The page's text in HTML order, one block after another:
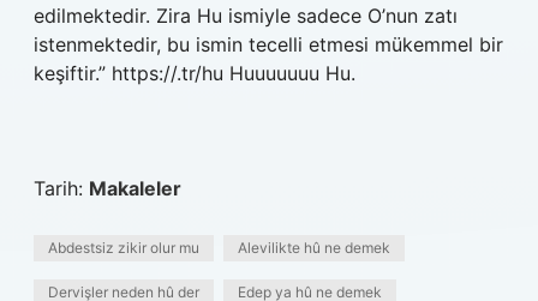
edilmektedir. Zira Hu ismiyle sadece O’nun zatı
istenmektedir, bu ismin tecelli etmesi mükemmel bir
keşiftir.” https://.tr/hu Huuuuuuu Hu.
Tarih: Makaleler
Abdestsiz zikir olur mu Alevilikte hû ne demek
Dervişler neden hû der Edep ya hû ne demek